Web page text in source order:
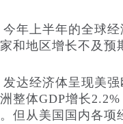
上半年的全球经
和地区增长不及预
经济体呈现美强
整体GDP增长
但从美国国内各项